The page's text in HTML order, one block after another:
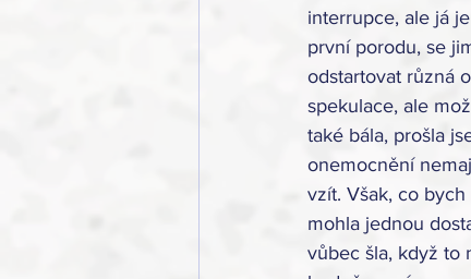
interrupce, ale já
první porodu, se
odstartovat různá
spekulace, ale
také bála, prošla
onemocnění
vzít. Však, co
mohla jednou
vůbec šla, když to